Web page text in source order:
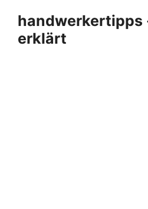
Inhalt
springen
handwerkertipps
erklärt